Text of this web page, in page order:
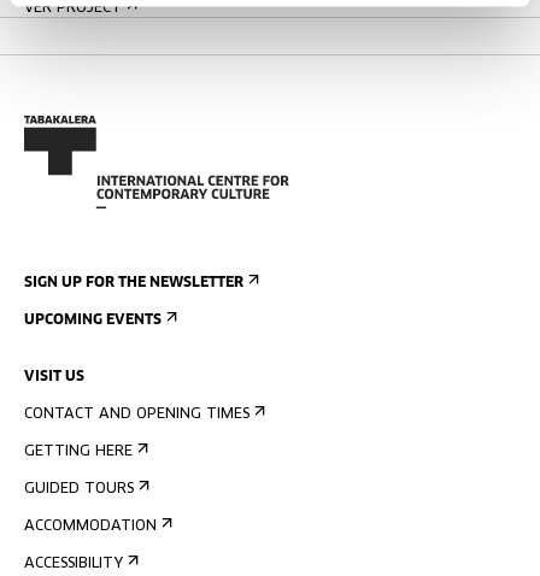
VER PROJECT
SIGN UP FOR THE NEWSLETTER
UPCOMING EVENTS
VISIT US
CONTACT AND OPENING TIMES
GETTING HERE
GUIDED TOURS
ACCOMMODATION
ACCESSIBILITY